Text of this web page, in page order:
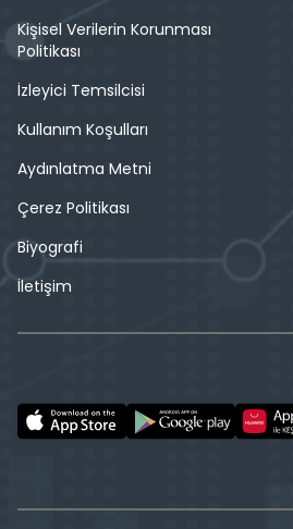
Kişisel Verilerin Korunması
Politikası
İzleyici Temsilcisi
Kullanım Koşulları
Aydınlatma Metni
Çerez Politikası
Biyografi
İletişim